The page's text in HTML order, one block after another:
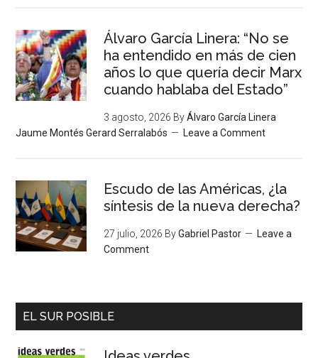
Álvaro García Linera: “No se
ha entendido en más de cien
años lo que quería decir Marx
cuando hablaba del Estado”
3 agosto, 2026 ByÁlvaro García Linera
Jaume Montés Gerard Serralabós
Leave a Comment
Escudo de las Américas, ¿la
síntesis de la nueva derecha?
27 julio, 2026 ByGabriel Pastor
Leave a
Comment
EL SUR POSIBLE